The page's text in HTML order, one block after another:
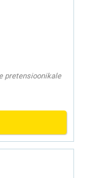
pretensioonikale